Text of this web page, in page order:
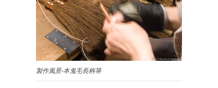
製作風景-本鬼毛長柄箒